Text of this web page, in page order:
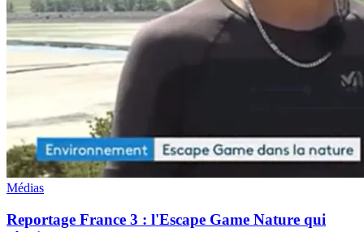
Médias
Reportage France 3 : l'Escape Game Nature qui